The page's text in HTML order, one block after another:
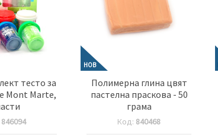
тесто за
Mont Marte,
846094
НОВ
Полимерна глина цвят
пастелна праскова - 50
грама
Код: 840468